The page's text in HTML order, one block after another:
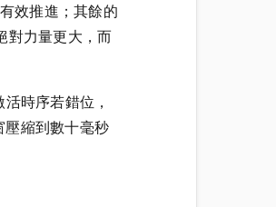
效推進；其餘的
對力量更大，而
時序若錯位，
縮到數十毫秒